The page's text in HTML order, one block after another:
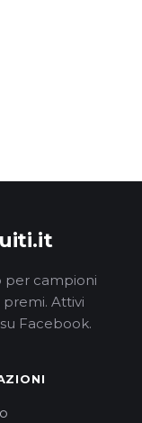
per campioni
Attivi
Facebook.